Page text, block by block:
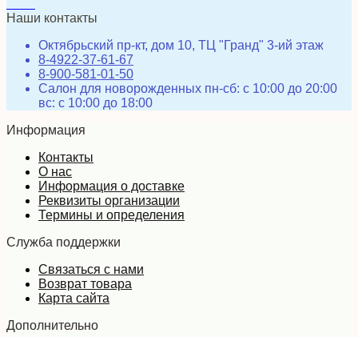
Наши контакты
Октябрьский пр-кт, дом 10, ТЦ "Гранд" 3-ий этаж
8-4922-37-61-67
8-900-581-01-50
Салон для новорожденных пн-сб: с 10:00 до 20:00
вс: с 10:00 до 18:00
Информация
Контакты
О нас
Информация о доставке
Реквизиты организации
Термины и определения
Служба поддержки
Связаться с нами
Возврат товара
Карта сайта
Дополнительно